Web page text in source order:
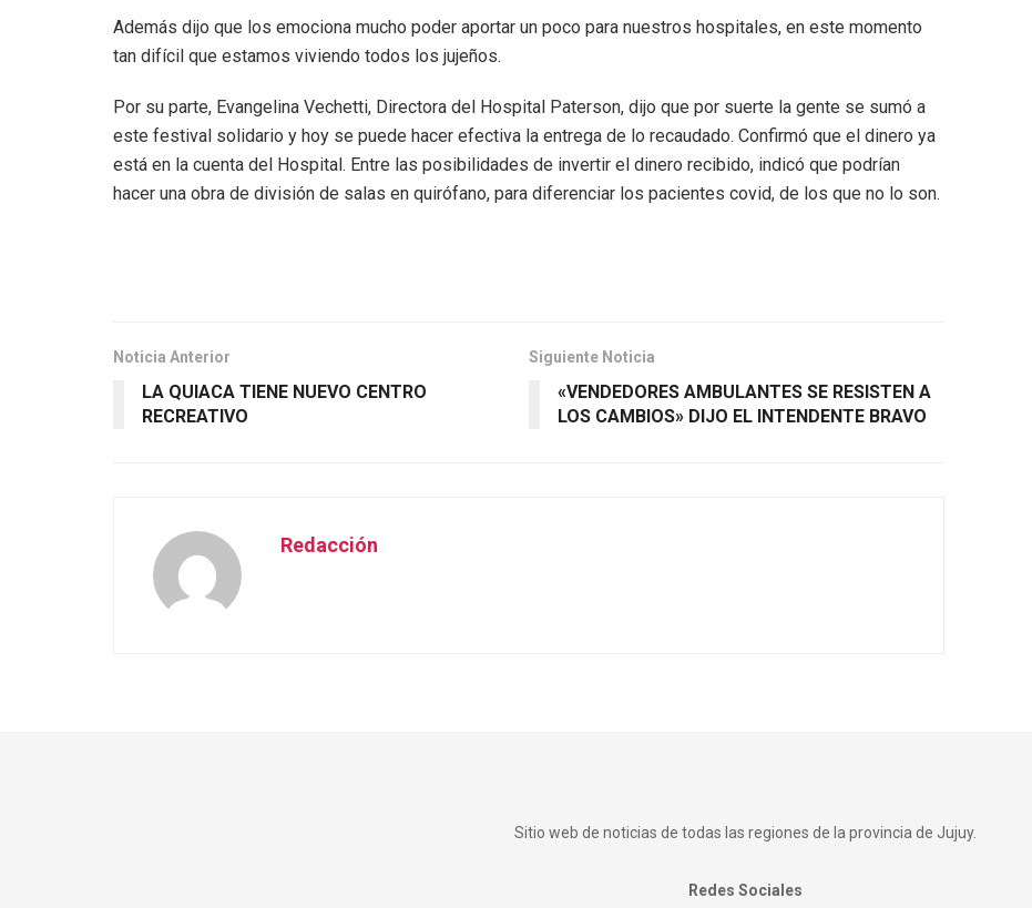
Además dijo que los emociona mucho poder aportar un poco para nuestros hospitales, en este momento
tan difícil que estamos viviendo todos los jujeños.
Por su parte, Evangelina Vechetti, Directora del Hospital Paterson, dijo que por suerte la gente se sumó a
este festival solidario y hoy se puede hacer efectiva la entrega de lo recaudado. Confirmó que el dinero ya
está en la cuenta del Hospital. Entre las posibilidades de invertir el dinero recibido, indicó que podrían
hacer una obra de división de salas en quirófano, para diferenciar los pacientes covid, de los que no lo son.
Noticia Anterior
LA QUIACA TIENE NUEVO CENTRO
RECREATIVO
Siguiente Noticia
«VENDEDORES AMBULANTES SE RESISTEN A
LOS CAMBIOS» DIJO EL INTENDENTE BRAVO
Redacción
Sitio web de noticias de todas las regiones de la provincia de Jujuy.
Redes Sociales